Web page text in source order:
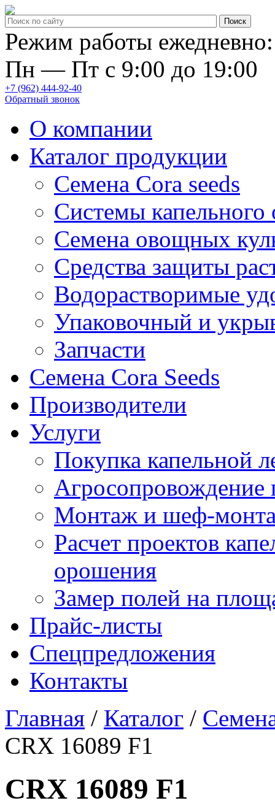
Режим работы ежедневно:
Пн — Пт с 9:00 до 19:00
+7 (962) 444-92-40
Обратный звонок
О компании
Каталог продукции
Семена Cora seeds
Системы
Семена овощных
Средства защиты
Водорастворимые
Упаковочный и
Запчасти
Семена Cora Seeds
Производители
Услуги
Покупка капельной
Агросопровождение
Монтаж и шеф-
Расчет проектов
орошения
Замер полей на
Прайс-листы
Спецпредложения
Контакты
Главная / Каталог /
CRX 16089 F1
CRX 16089 F1